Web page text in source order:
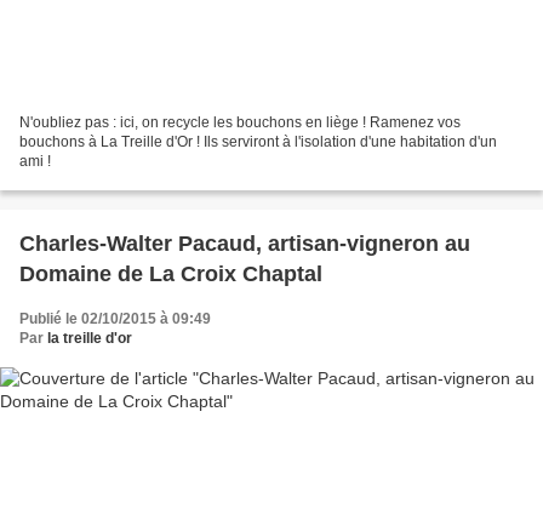
N'oubliez pas : ici, on recycle les bouchons en liège ! Ramenez vos
bouchons à La Treille d'Or ! Ils serviront à l'isolation d'une habitation d'un
ami !
Charles-Walter Pacaud, artisan-vigneron au
Domaine de La Croix Chaptal
Publié le 02/10/2015 à 09:49
Par la treille d'or